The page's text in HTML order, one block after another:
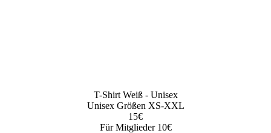
T-Shirt Weiß - Unisex
Unisex Größen XS-XXL
15€
Für Mitglieder 10€